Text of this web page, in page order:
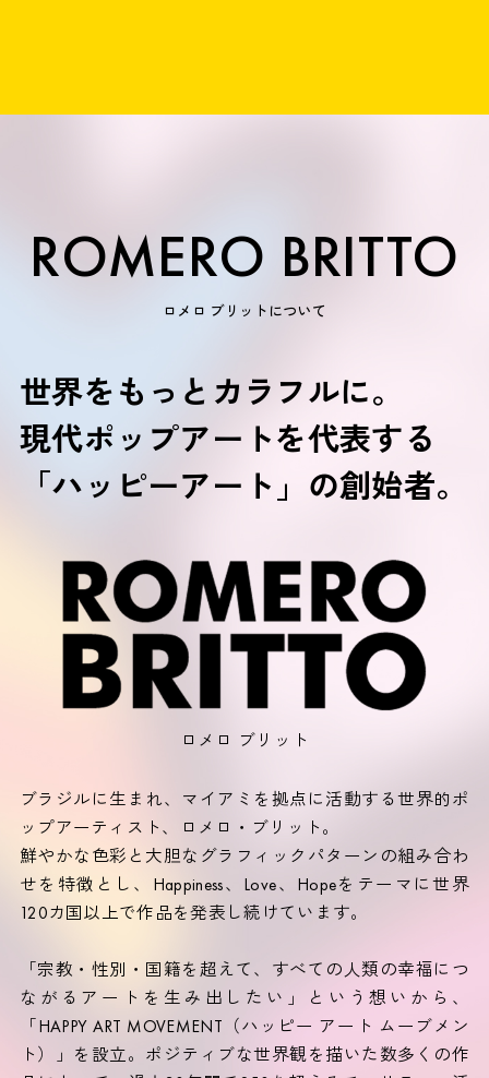
ROMERO BRITTO
ロメロ ブリットについて
世界をもっとカラフルに。
現代ポップアートを代表する
「ハッピーアート」の創始者。
ロメロ ブリット
ブラジルに生まれ、マイアミを拠点に活動する世界的ポ
ップアーティスト、ロメロ・ブリット。
鮮やかな色彩と大胆なグラフィックパターンの組み合わ
せを特徴とし、Happiness、Love、Hopeをテーマに世界
120カ国以上で作品を発表し続けています。
「宗教・性別・国籍を超えて、すべての人類の幸福につ
ながるアートを生み出したい」という想いから、
「HAPPY ART MOVEMENT（ハッピー アート ムーブメン
ト）」を設立。ポジティブな世界観を描いた数多くの作